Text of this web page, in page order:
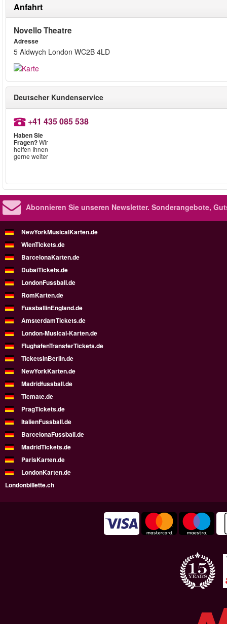
Anfahrt
Novello Theatre
Adresse
5 Aldwych London WC2B 4LD
Deutscher Kundenservice
+41 435 085 538
Haben Sie
Fragen?Wir
helfen Ihnen
gerne weiter
Abonnieren Sie unseren Newsletter. Sonderangebote,
NewYorkMusicalKarten.de
WienTickets.de
BarcelonaKarten.de
DubaiTickets.de
LondonFussball.de
RomKarten.de
FussballinEngland.de
AmsterdamTickets.de
London-Musical-Karten.de
FlughafenTransferTickets.de
TicketsInBerlin.de
NewYorkKarten.de
Madridfussball.de
Ticmate.de
PragTickets.de
ItalienFussball.de
BarcelonaFussball.de
MadridTickets.de
ParisKarten.de
LondonKarten.de
Londonbillette.ch